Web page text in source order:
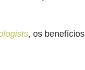
, os benefícios